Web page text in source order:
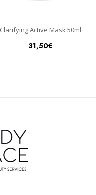
Clarifying Active Mask 50ml
31,50€